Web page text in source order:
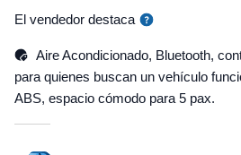
El vendedor destaca
Aire Acondicionado, Bluetooth,
para quienes buscan un vehículo
ABS, espacio cómodo para 5 pax.